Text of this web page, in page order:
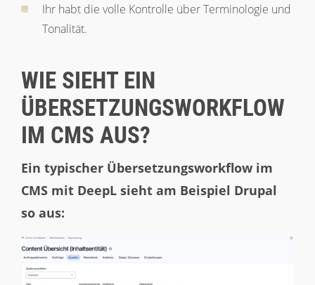
Ihr habt die volle Kontrolle über Terminologie und
Tonalität.
WIE SIEHT EIN
ÜBERSETZUNGSWORKFLOW
IM CMS AUS?
Ein typischer Übersetzungsworkflow im
CMS mit DeepL sieht am Beispiel Drupal
so aus: